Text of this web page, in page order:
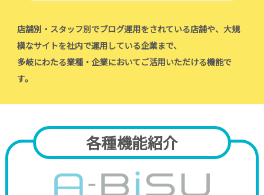
店舗別・スタッフ別でブログ運用をされている店舗や、大規
模なサイトを社内で運用している企業まで、
多岐にわたる業種・企業においてご活用いただける機能で
す。
各種機能紹介